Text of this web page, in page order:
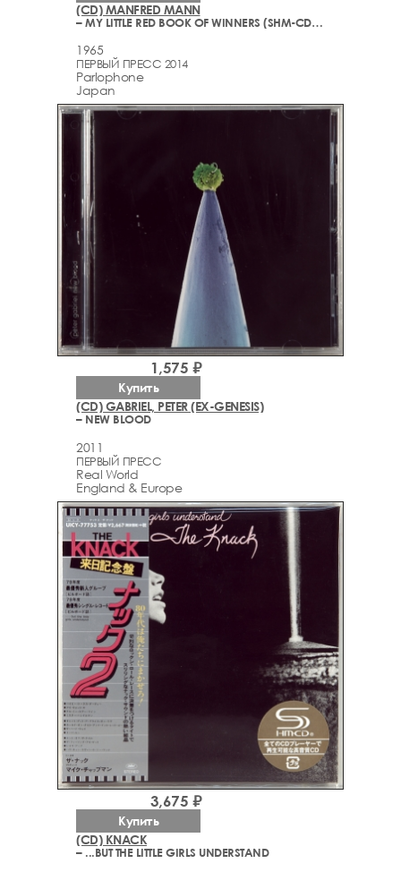
(CD) MANFRED MANN
– MY LITTLE RED BOOK OF WINNERS (SHM-CD, OBI) 2014
1965
ПЕРВЫЙ ПРЕСС 2014
Parlophone
Japan
(CD) GABRIEL, PETER (EX-GENESIS)
– NEW BLOOD
2011
ПЕРВЫЙ ПРЕСС
Real World
England & Europe
1,575 ₽
Купить
(CD) KNACK
– ...BUT THE LITTLE GIRLS UNDERSTAND
3,675 ₽
Купить